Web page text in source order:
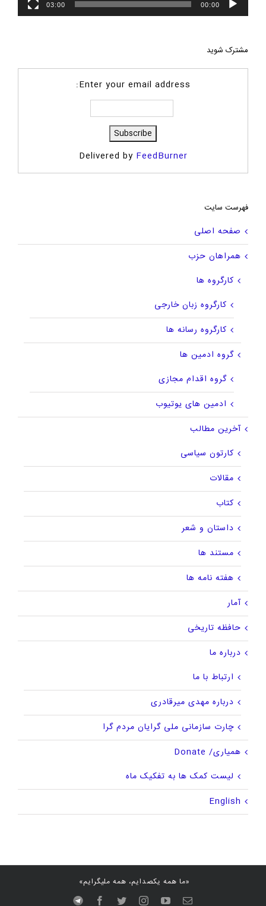
00:00
03:00
مشترک شوید
Enter your email address:
Delivered by FeedBurner
فهرست سایت
صفحه اصلی
همراهان حزب
کارگروه ها
کارگروه زبان خارجی
کارگروه رسانه ها
گروه ادمین ها
گروه اقدام مجازی
ادمین های یوتیوب
آخرین مطالب
کارتون سیاسی
مقالات
کتاب
داستان و شعر
مستند ها
هفته نامه ها
آمار
حافظه تاریخی
درباره ما
ارتباط با ما
درباره مهدی میرقادری
چارت سازمانی ملی گرایان مردم گرا
همیاری/ Donate
لیست کمک ها به تفکیک ماه
English
«ما همه یکصدایم، همه ملیگرایم»
پستyoutube
instagram
twitter
facebook
Telegram